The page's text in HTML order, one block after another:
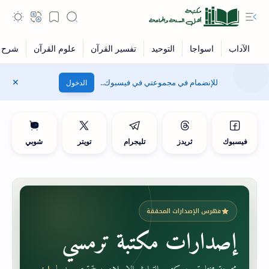
للإنضمام في مجموعتي في فيسبوك.. الدخول
فيسبوك ثريدز تليجرام تويتر شوبي
فهرس الإصدارات المحققة
إصدارات مكتبة ترمسي